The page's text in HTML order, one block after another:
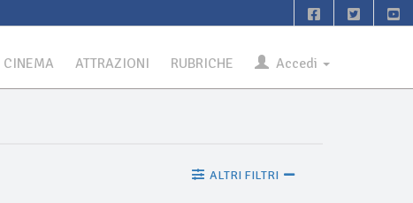
CINEMA ATTRAZIONI RUBRICHE Accedi
ALTRI FILTRI